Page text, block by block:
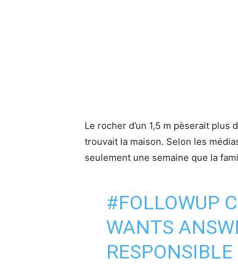
Le rocher d’un 1,5 m pèserait plus
trouvait la maison. Selon les
seulement une semaine que la
#FOLLOWUP
WANTS